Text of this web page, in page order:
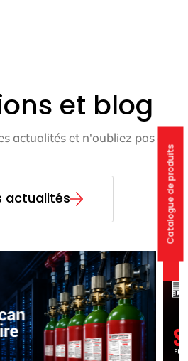
et blog
actualités et n'oubliez pas de
actualités Catalogue de produits